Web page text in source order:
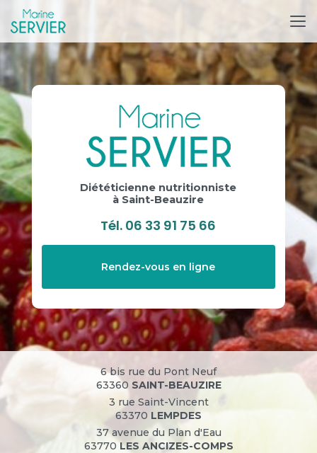
au
contenu
principal
Diététicienne nutritionniste
à Saint-Beauzire
Tél. 06 33 91 75 66
Rendez-vous en ligne
6 bis rue du Pont Neuf
63360 SAINT-BEAUZIRE
3 rue Saint-Vincent
63370 LEMPDES
37 avenue du Plan d'Eau
63770 LES ANCIZES-COMPS